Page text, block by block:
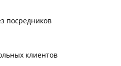
посредников
клиентов